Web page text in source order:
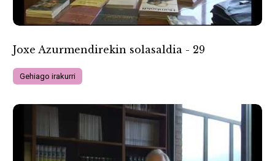
Joxe Azurmendirekin solasaldia - 29
Gehiago irakurri